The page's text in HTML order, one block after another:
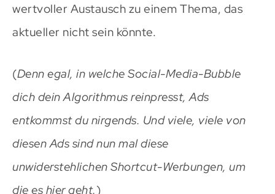
wertvoller Austausch zu einem Thema, das
aktueller nicht sein könnte.
(Denn egal, in welche Social-Media-Bubble
dich dein Algorithmus reinpresst, Ads
entkommst du nirgends. Und viele, viele von
diesen Ads sind nun mal diese
unwiderstehlichen Shortcut-Werbungen, um
die es hier geht.)